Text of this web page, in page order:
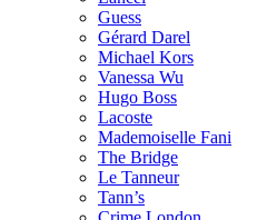
Guess
Gérard Darel
Michael Kors
Vanessa Wu
Hugo Boss
Lacoste
Mademoiselle Fani
The Bridge
Le Tanneur
Tann’s